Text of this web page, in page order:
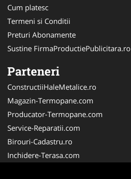
Cum platesc
Termeni si Conditii
Preturi Abonamente
Sustine FirmaProductiePublicitara.ro
Parteneri
ConstructiiHaleMetalice.ro
Magazin-Termopane.com
Producator-Termopane.com
Service-Reparatii.com
Birouri-Cadastru.ro
Inchidere-Terasa.com